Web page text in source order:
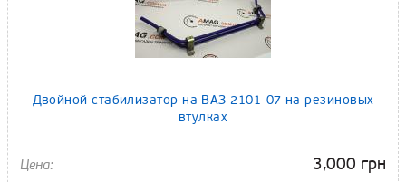
Двойной стабилизатор на ВАЗ 2101-07 на резиновых
втулках
3,000 грн